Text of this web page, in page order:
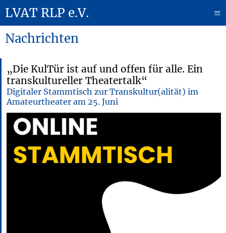
LVAT RLP e.V.
≡
Nachrichten
„Die KulTür ist auf und offen für alle. Ein
transkultureller Theatertalk“
Digitaler Stammtisch zur Transkultur(alität) im
Amateurtheater am 25. Juni